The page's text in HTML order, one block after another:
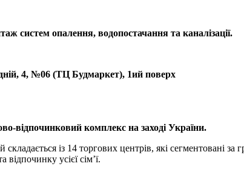
систем опалення, водопостачання та каналізації.
4, №06 (ТЦ Будмаркет), 1ий поверх
відпочинковий комплекс на заході України.
із 14 торгових центрів, які сегментовані за
усієї сім’ї.